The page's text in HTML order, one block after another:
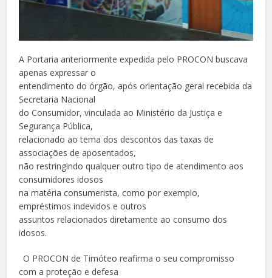
A Portaria anteriormente expedida pelo PROCON buscava
apenas expressar o
entendimento do órgão, após orientação geral recebida da
Secretaria Nacional
do Consumidor, vinculada ao Ministério da Justiça e
Segurança Pública,
relacionado ao tema dos descontos das taxas de
associações de aposentados,
não restringindo qualquer outro tipo de atendimento aos
consumidores idosos
na matéria consumerista, como por exemplo,
empréstimos indevidos e outros
assuntos relacionados diretamente ao consumo dos
idosos.
O PROCON de Timóteo reafirma o seu compromisso
com a proteção e defesa